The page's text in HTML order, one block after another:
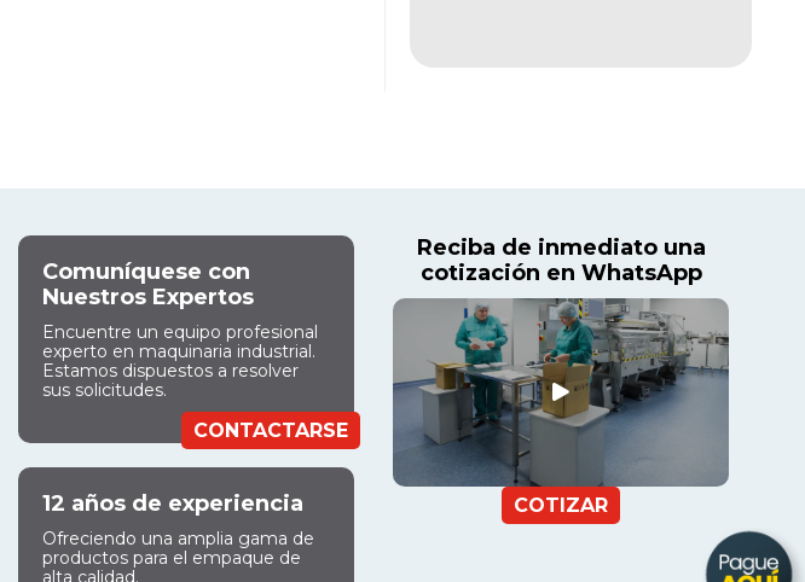
Comuníquese con
Nuestros Expertos
Encuentre un equipo profesional
experto en maquinaria industrial.
Estamos dispuestos a resolver
sus solicitudes.
CONTACTARSE
12 años de experiencia
Ofreciendo una amplia gama de
productos para el empaque de
alta calidad.
Reciba de inmediato una
cotización en WhatsApp
COTIZAR